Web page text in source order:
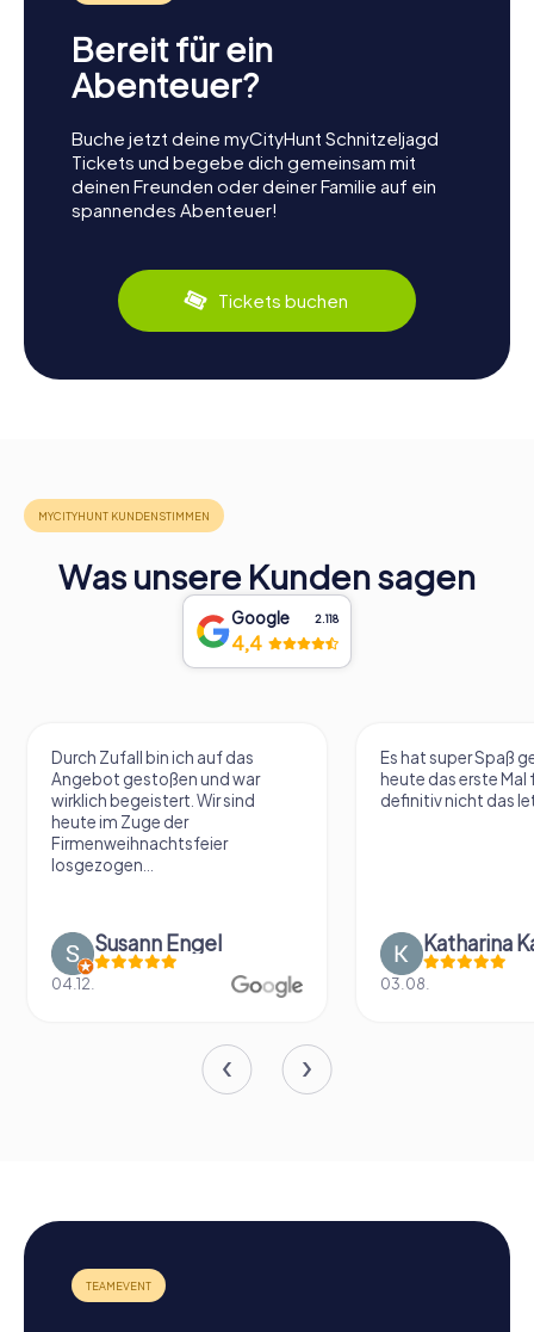
Bereit für ein
Abenteuer?
Buche jetzt deine myCityHunt Schnitzeljagd
Tickets und begebe dich gemeinsam mit
deinen Freunden oder deiner Familie auf ein
spannendes Abenteuer!
Tickets buchen
Was unsere Kunden sagen
Google 2.118
4,4
Durch Zufall bin ich auf das
Angebot gestoßen und war
wirklich begeistert. Wir sind
heute im Zuge der
Firmenweihnachtsfeier
losgezogen...
Susann Engel
04.12.
Es hat super Spaß
heute das erste Mal
definitiv nicht das
Katharina
03.08.